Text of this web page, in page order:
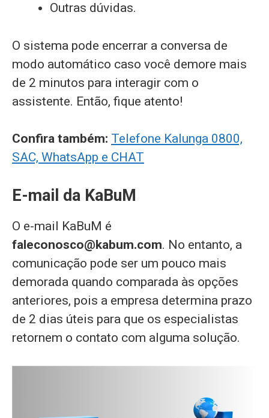
Outras dúvidas.
O sistema pode encerrar a conversa de
modo automático caso você demore mais
de 2 minutos para interagir com o
assistente. Então, fique atento!
Confira também: Telefone Kalunga 0800,
SAC, WhatsApp e CHAT
E-mail da KaBuM
O e-mail KaBuM é
faleconosco@kabum.com. No entanto, a
comunicação pode ser um pouco mais
demorada quando comparada às opções
anteriores, pois a empresa determina prazo
de 2 dias úteis para que os especialistas
retornem o contato com alguma solução.